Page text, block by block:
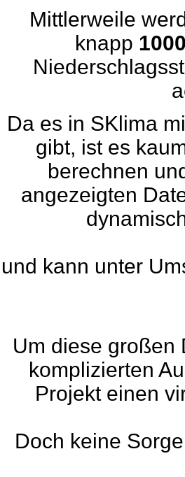
Mittlerweile
knapp 1000
Da es in SKlima
gibt, ist es
berechnen
angezeigten
und kann unter
Um diese großen
komplizierten
Projekt einen
Doch keine